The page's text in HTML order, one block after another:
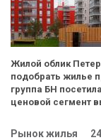
Жилой облик
подобрать жилье
группа БН
ценовой сегмент
Рынок жилья